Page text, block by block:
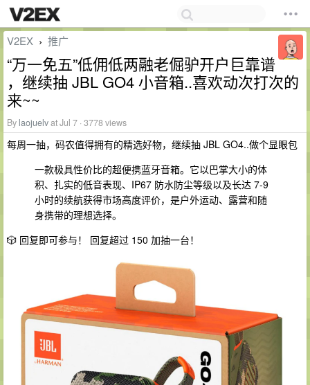
V2EX › 推广
“万一免五”低佣低两融老倔驴开户巨靠谱
，继续抽 JBL GO4 小音箱..喜欢动次打次的
来~~
By laojuelvat Jul 7 · 3778 views
每周一抽，码农值得拥有的精选好物，继续抽 JBL GO4..做个显眼包
一款极具性价比的超便携蓝牙音箱。它以巴掌大小的体
积、扎实的低音表现、IP67 防水防尘等级以及长达 7-9
小时的续航获得市场高度评价，是户外运动、露营和随
身携带的理想选择。
🎲 回复即可参与！ 回复超过 150 加抽一台！